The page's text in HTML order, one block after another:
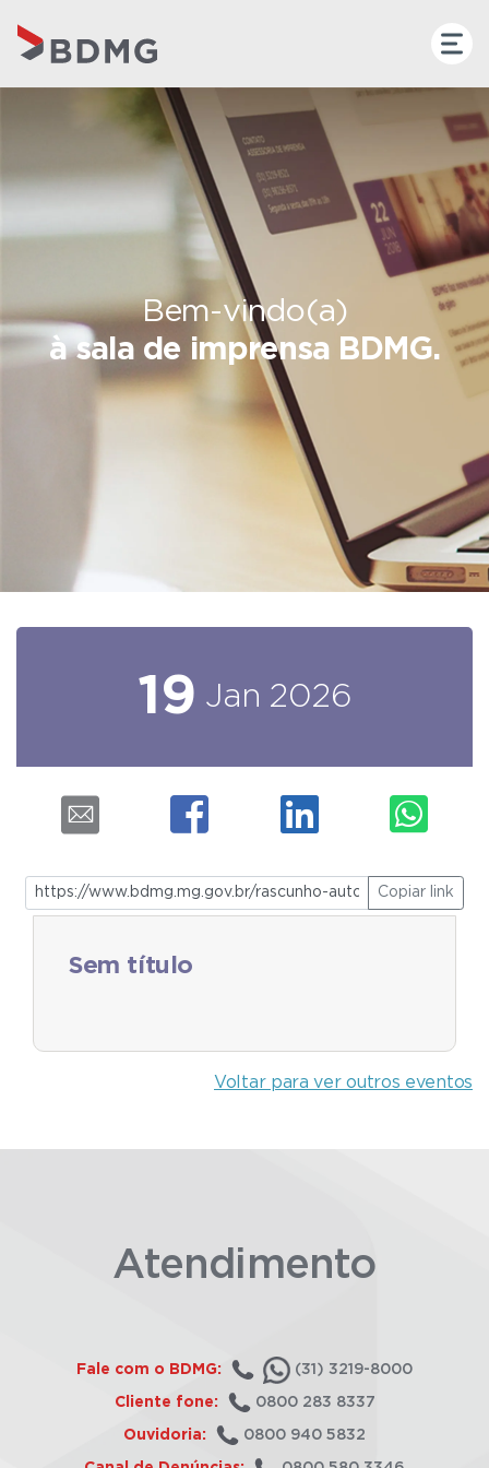
Bem-vindo(a)
à sala de imprensa BDMG.
19 Jan 2026
Copiar link
Sem título
Voltar para ver outros eventos
Atendimento
Fale com o BDMG: (31) 3219-8000
Cliente fone: 0800 283 8337
Ouvidoria: 0800 940 5832